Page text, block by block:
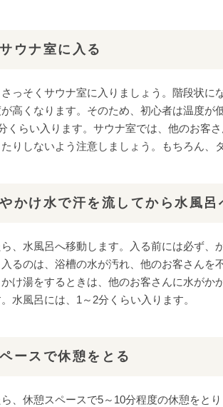
ウナ室に入る
っそくサウナ室に入りましょう。階段状に
高くなります。そのため、初心者は温度が
くらい入ります。サウナ室では、他のお客
りしないよう注意しましょう。もちろん、
かけ水で汗を流してから水風呂
、水風呂へ移動します。入る前には必ず、
るのは、浴槽の水が汚れ、他のお客さんを
け湯をするときは、他のお客さんに水がか
水風呂には、1～2分くらい入ります。
ースで休憩をとる
、休憩スペースで5～10分程度の休憩をと